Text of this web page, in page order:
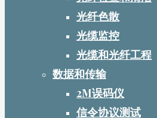
光纤色散
光缆监控
光缆和光纤工程
数据和传输
2M误码仪
信令协议测试